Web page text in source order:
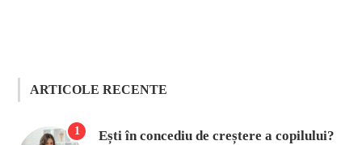
ARTICOLE RECENTE
1
Ești în concediu de creștere a copilului?